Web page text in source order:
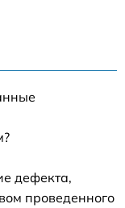
дефекта,
проведенного